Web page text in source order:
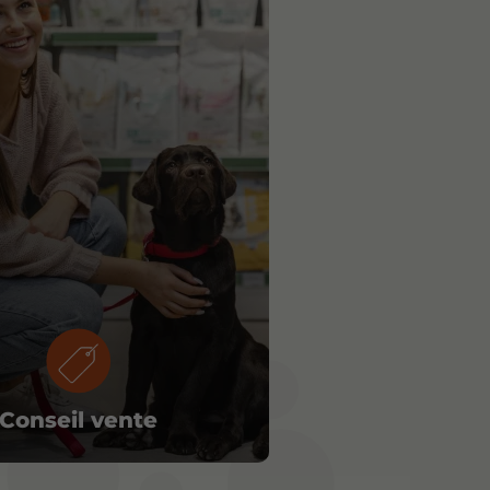
Conseil vente